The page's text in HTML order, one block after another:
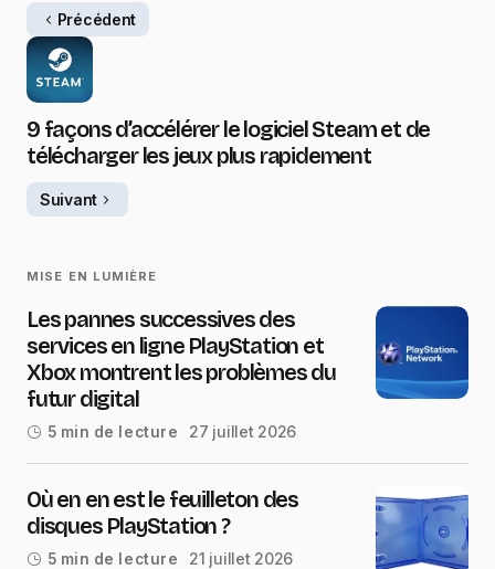
Précédent
9 façons d’accélérer le logiciel Steam et de
télécharger les jeux plus rapidement
Suivant
MISE EN LUMIÈRE
Les pannes successives des
services en ligne PlayStation et
Xbox montrent les problèmes du
futur digital
5 min de lecture 27 juillet 2026
Où en en est le feuilleton des
disques PlayStation ?
5 min de lecture 21 juillet 2026